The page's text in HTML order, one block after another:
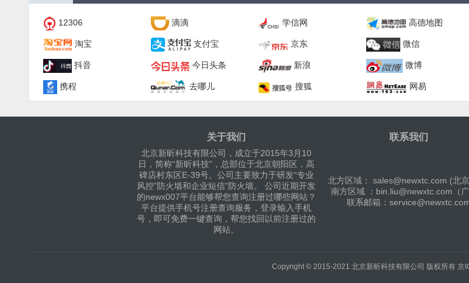
12306 滴滴 学信网 高德地图
淘宝 支付宝 京东 微信
抖音 今日头条 新浪 微博
携程 去哪儿 搜狐 网易
关于我们 联系我们
北京新昕科技有限公司，成立于2015年3月10
日，简称“新昕科技”，总部位于北京朝阳区，高
碑店村东区E-39号。公司主要致力于研发“专业
风控”防火墙和企业短信”防火墙。 公司近期开发
的newx007平台能够帮您查询注册过哪些网站？
平台提供手机号注册查询服务，登录输入手机
号，即可免费一键查询，帮您找回以前注册过的
网站。
北方区域： sales@newxtc.com (北
南方区域 ：bin.liu@newxtc.com（广
联系邮箱：
Copyright © 2015-2021 北京新昕科技有限公司 版权所有 京